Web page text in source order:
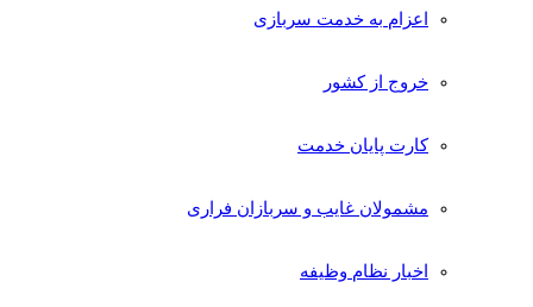
اعزام به خدمت سربازی
خروج از کشور
کارت پایان خدمت
مشمولان غایب و سربازان فراری
اخبار نظام وظیفه